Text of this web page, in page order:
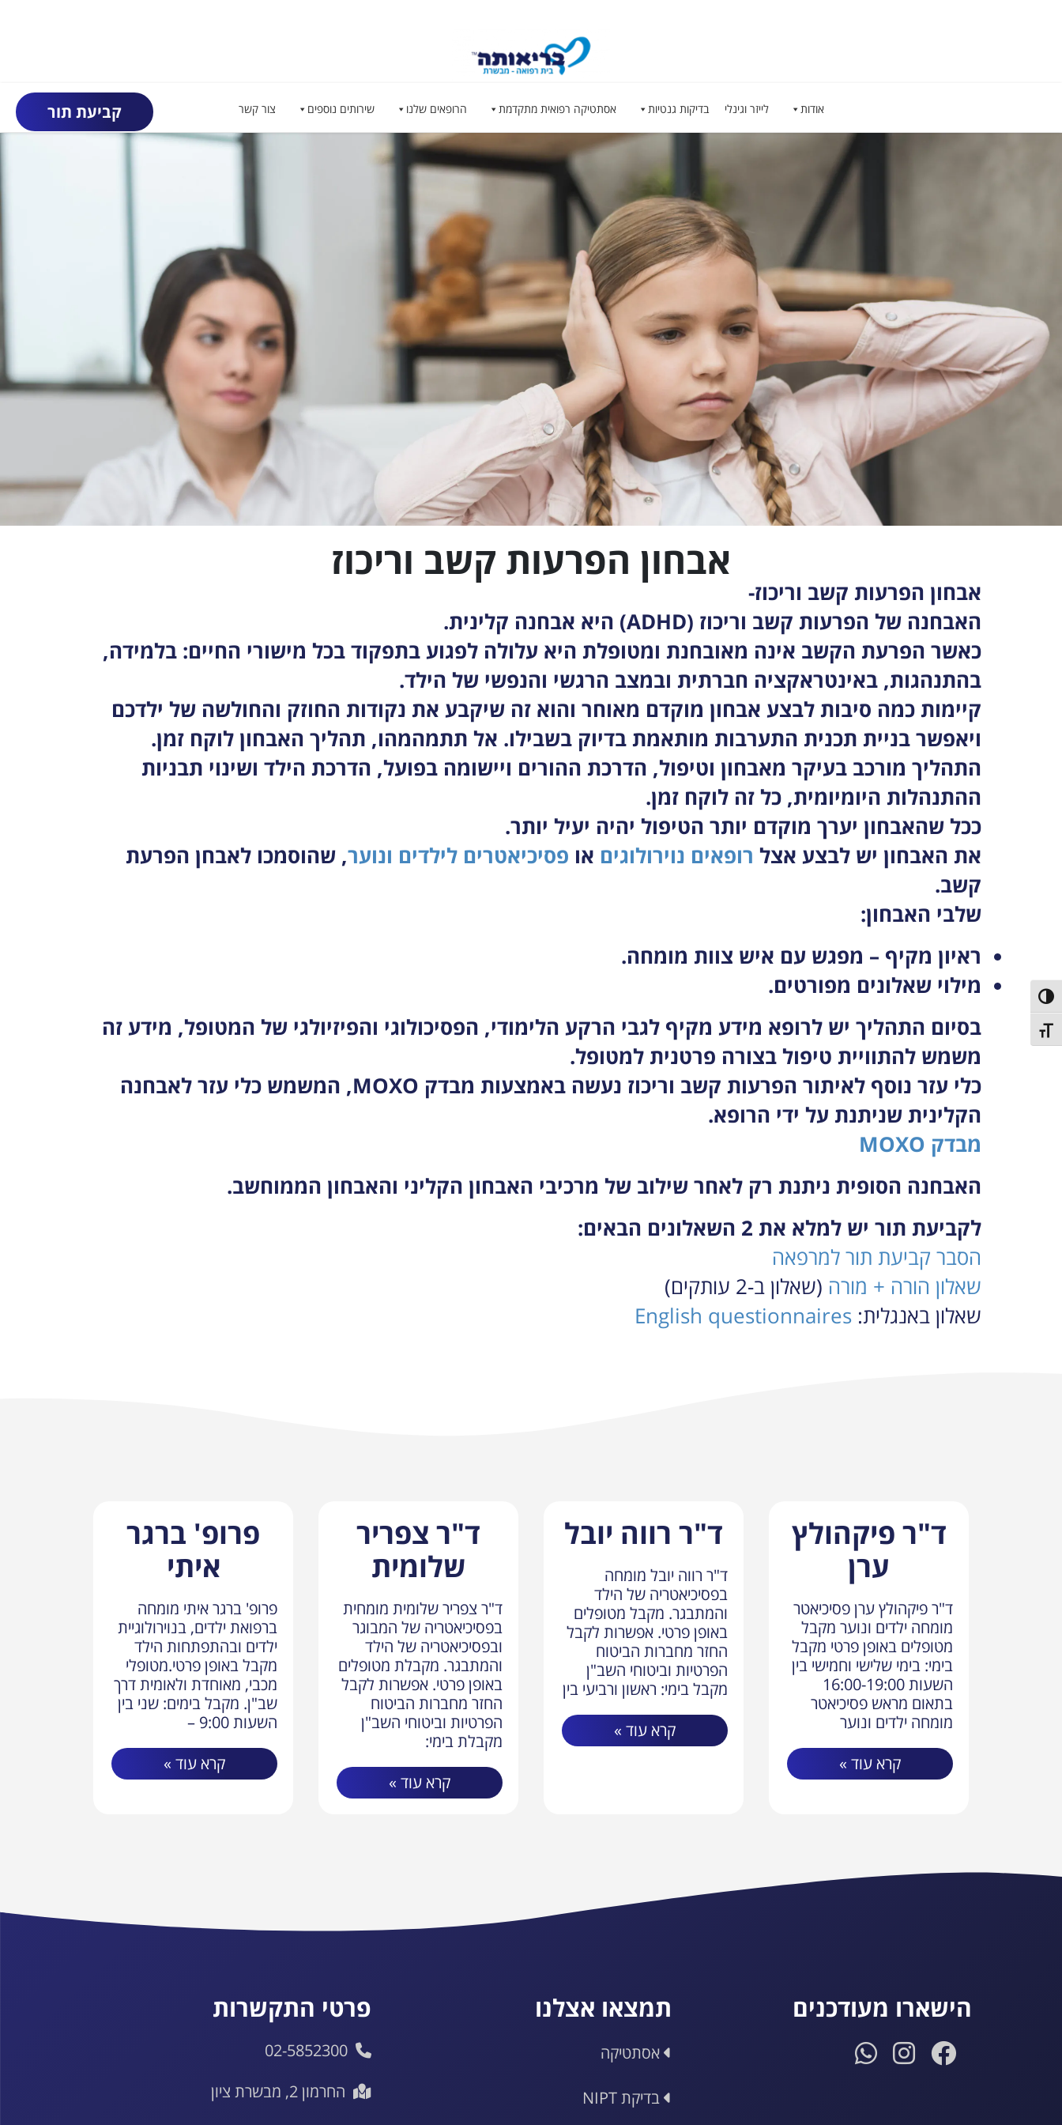
הפעל/כבה ניגודיות גבוהה
מתג גודל גופן
אודות לייזר וגינלי בדיקות גנטיות אסתטיקה רפואית מתקדמת הרופאים שלנו שירותים נוספים צור קשר קביעת תור
אבחון הפרעות קשב וריכוז
אבחון הפרעות קשב וריכוז-
האבחנה של הפרעות קשב וריכוז (ADHD) היא אבחנה קלינית.
כאשר הפרעת הקשב אינה מאובחנת ומטופלת היא עלולה לפגוע בתפקוד בכל מישורי החיים: בלמידה,
בהתנהגות, באינטראקציה חברתית ובמצב הרגשי והנפשי של הילד.
קיימות כמה סיבות לבצע אבחון מוקדם מאוחר והוא זה שיקבע את נקודות החוזק והחולשה של ילדכם
ויאפשר בניית תכנית התערבות מותאמת בדיוק בשבילו. אל תתמהמהו, תהליך האבחון לוקח זמן.
התהליך מורכב בעיקר מאבחון וטיפול, הדרכת ההורים ויישומה בפועל, הדרכת הילד ושינוי תבניות
ההתנהלות היומיומית, כל זה לוקח זמן.
ככל שהאבחון יערך מוקדם יותר הטיפול יהיה יעיל יותר.
את האבחון יש לבצע אצל רופאים נוירולוגים או פסיכיאטרים לילדים ונוער, שהוסמכו לאבחן הפרעת
קשב.
שלבי האבחון:
ראיון מקיף – מפגש עם איש צוות מומחה.
מילוי שאלונים מפורטים.
בסיום התהליך יש לרופא מידע מקיף לגבי הרקע הלימודי, הפסיכולוגי והפיזיולגי של המטופל, מידע זה
משמש להתוויית טיפול בצורה פרטנית למטופל.
כלי עזר נוסף לאיתור הפרעות קשב וריכוז נעשה באמצעות מבדק MOXO, המשמש כלי עזר לאבחנה
הקלינית שניתנת על ידי הרופא.
מבדק MOXO
האבחנה הסופית ניתנת רק לאחר שילוב של מרכיבי האבחון הקליני והאבחון הממוחשב.
לקביעת תור יש למלא את 2 השאלונים הבאים:
הסבר קביעת תור למרפאה
שאלון הורה + מורה (שאלון ב-2 עותקים)
שאלון באנגלית: English questionnaires
ד"ר פיקהולץ
ערן
ד"ר פיקהולץ ערן פסיכיאטר
מומחה ילדים ונוער מקבל
מטופלים באופן פרטי מקבל
בימי: בימי שלישי וחמישי בין
השעות 16:00-19:00
בתאום מראש פסיכיאטר
מומחה ילדים ונוער
קרא עוד »
ד"ר רווה יובל
ד"ר רווה יובל מומחה
בפסיכיאטריה של הילד
והמתבגר. מקבל מטופלים
באופן פרטי. אפשרות לקבל
החזר מחברות הביטוח
הפרטיות וביטוחי השב"ן
מקבל בימי: ראשון ורביעי בין
קרא עוד »
ד"ר צפריר
שלומית
ד"ר צפריר שלומית מומחית
בפסיכיאטריה של המבוגר
ובפסיכיאטריה של הילד
והמתבגר. מקבלת מטופלים
באופן פרטי. אפשרות לקבל
החזר מחברות הביטוח
הפרטיות וביטוחי השב"ן
מקבלת בימי:
קרא עוד »
פרופ' ברגר
איתי
פרופ' ברגר איתי מומחה
ברפואת ילדים, בנוירולוגיית
ילדים ובהתפתחות הילד
מקבל באופן פרטי.מטופלי
מכבי, מאוחדת ולאומית דרך
שב"ן. מקבל בימים: שני בין
השעות 9:00 –
קרא עוד »
הישארו מעודכנים תמצאו אצלנו
אסתטיקה
בדיקת NIPT
פרטי התקשרות
02-5852300
החרמון 2, מבשרת ציון